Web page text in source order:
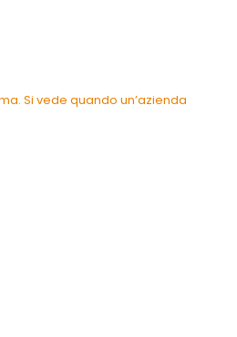
Si vede quando un’azienda